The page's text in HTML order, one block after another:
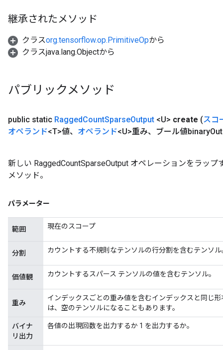
継承されたメソッド
クラスorg.tensorflow.op.PrimitiveOpから
クラスjava.lang.Objectから
パブリックメソッド
public static RaggedCountSparseOutput <U> create (スコ
オペランド<T>値、 オペランド<U>重み、ブール値binary
新しい RaggedCountSparseOutput オペレーションをラッ
メソッド。
パラメーター
範囲 現在のスコープ
分割 カウントする不規則なテンソルの行分割を含むテンソル
価値観 カウントするスパース テンソルの値を含むテンソル。
重み
インデックスごとの重み値を含むインデックスと同じ
は、空のテンソルになることもあります。
バイナ
リ出力
各値の出現回数を出力するか 1 を出力するか。